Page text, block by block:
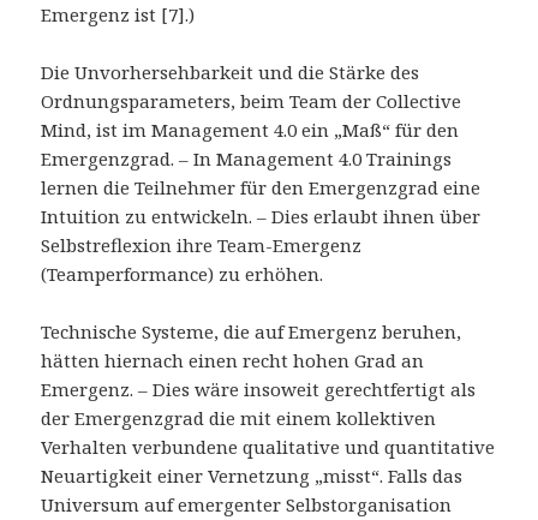
Emergenz ist [7].)
Die Unvorhersehbarkeit und die Stärke des
Ordnungsparameters, beim Team der Collective
Mind, ist im Management 4.0 ein „Maß“ für den
Emergenzgrad. – In Management 4.0 Trainings
lernen die Teilnehmer für den Emergenzgrad eine
Intuition zu entwickeln. – Dies erlaubt ihnen über
Selbstreflexion ihre Team-Emergenz
(Teamperformance) zu erhöhen.
Technische Systeme, die auf Emergenz beruhen,
hätten hiernach einen recht hohen Grad an
Emergenz. – Dies wäre insoweit gerechtfertigt als
der Emergenzgrad die mit einem kollektiven
Verhalten verbundene qualitative und quantitative
Neuartigkeit einer Vernetzung „misst“. Falls das
Universum auf emergenter Selbstorganisation